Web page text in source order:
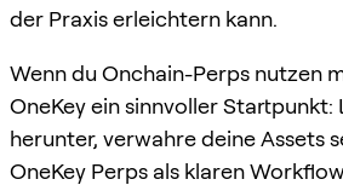
der Praxis erleichtern kann.
Wenn du Onchain-Perps nutzen
OneKey ein sinnvoller Startpunkt:
herunter, verwahre deine Assets
OneKey Perps als klaren